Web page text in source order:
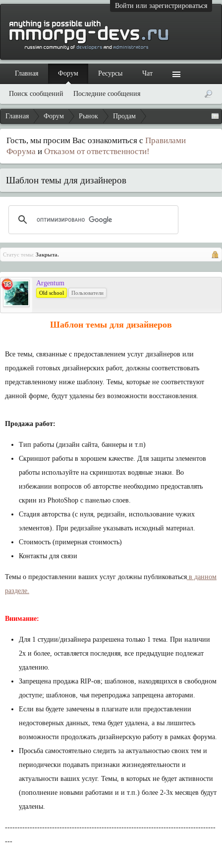
Войти или зарегистрироваться
Главная Форум Рынок Продам
Гость, мы просим Вас ознакомиться с Правилами
Форума и Отказом от ответственности!
Шаблон темы для дизайнеров
Статус темы: Закрыта.
Argentum
Old school Пользователи
Шаблон темы для дизайнеров
Все темы, связанные с предоставлением услуг дизайнеров или
продажей готовых дизайнерских работ, должны соответствовать
представленному ниже шаблону. Темы, которые не соответствуют
данной форме, будут удалены без возможности восстановления.
Продажа работ:
Тип работы (дизайн сайта, баннеры и т.п)
Скриншот работы в хорошем качестве. Для защиты элементов
работы используйте на скриншотах водяные знаки. Во
избежании вопросов об авторстве необходимо предоставлять
скрин из PhotoShop с панелью слоев.
Стадия авторства (с нуля, редизайн, использование чужих
элементов). При редизайне указывать исходный материал.
Стоимость (примерная стоимость)
Контакты для связи
Темы о предоставлении ваших услуг должны публиковаться в данном
разделе.
Внимание:
Для 1 студии/дизайнера разрешена только 1 тема. При наличии
2х и более, оставляется последняя, все предыдущие подлежат
удалению.
Запрещена продажа RIP-ов; шаблонов, находящихся в свободном
доступе; шаблонов, чья перепродажа запрещена авторами.
Если вы будете замечены в плагиате или предоставлении
недостоверных данных, тема будет удалена, а вы лишитесь
возможности продолжать дизайнерскую работу в рамках форума.
Просьба самостоятельно следить за актуальностью своих тем и
периодически подавать признаки жизнедеятельности и
актуальности ваших услуг. Темы, в которых не будет активности
(пополнение новыми работами и и т.п.) более 2-3х месяцев будут
удалены.
-------------------------------------------------------------------------------------
---
Главная Форум
Поиск сообщений Последние сообщения
Ресурсы Чат